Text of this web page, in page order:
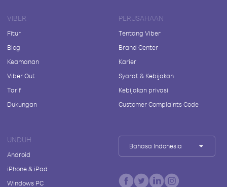
VIBER
Fitur
Blog
Keamanan
Viber Out
Tarif
Dukungan
PERUSAHAAN
Tentang Viber
Brand Center
Karier
Syarat & Kebijakan
Kebijakan privasi
Customer Complaints Code
UNDUH
Android
iPhone & iPad
Windows PC
Bahasa Indonesia